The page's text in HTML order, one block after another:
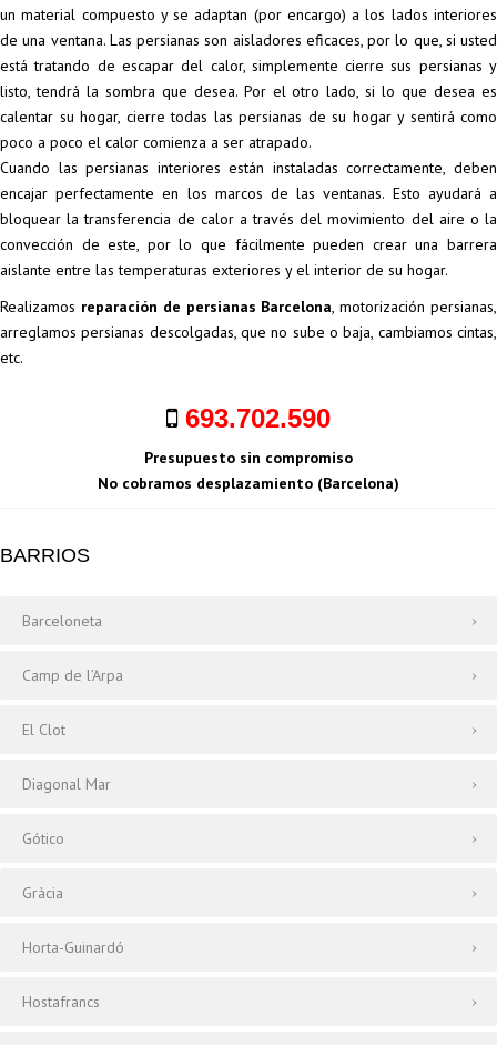
un material compuesto y se adaptan (por encargo) a los lados interiores
de una ventana. Las persianas son aisladores eficaces, por lo que, si usted
está tratando de escapar del calor, simplemente cierre sus persianas y
listo, tendrá la sombra que desea. Por el otro lado, si lo que desea es
calentar su hogar, cierre todas las persianas de su hogar y sentirá como
poco a poco el calor comienza a ser atrapado.
Cuando las persianas interiores están instaladas correctamente, deben
encajar perfectamente en los marcos de las ventanas. Esto ayudará a
bloquear la transferencia de calor a través del movimiento del aire o la
convección de este, por lo que fácilmente pueden crear una barrera
aislante entre las temperaturas exteriores y el interior de su hogar.
Realizamos reparación de persianas Barcelona , motorización persianas,
arreglamos persianas descolgadas, que no sube o baja, cambiamos cintas,
etc.
693.702.590
Presupuesto sin compromiso
No cobramos desplazamiento (Barcelona)
BARRIOS
Barceloneta
Camp de l’Arpa
El Clot
Diagonal Mar
Gótico
Gràcia
Horta-Guinardó
Hostafrancs